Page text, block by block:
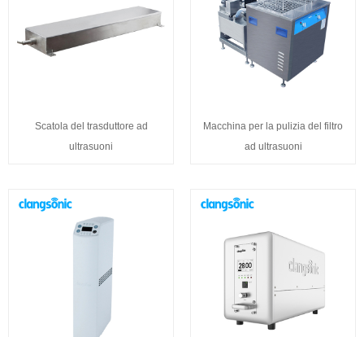
Scatola del trasduttore ad
ultrasuoni
Macchina per la pulizia del filtro
ad ultrasuoni